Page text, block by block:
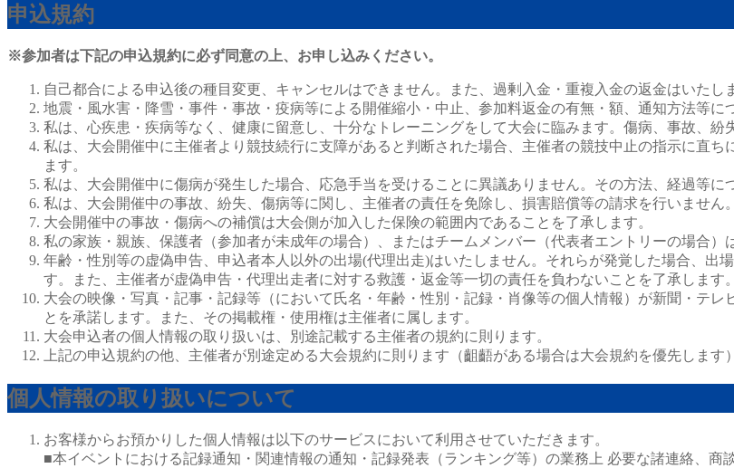
申込規約
※参加者は下記の申込規約に必ず同意の上、お申し込みください。
自己都合による申込後の種目変更、キャンセルはできません。また、過剰入金・重複入金の返金はいたし
地震・風水害・降雪・事件・事故・疫病等による開催縮小・中止、参加料返金の有無・額、通知方法等に
私は、心疾患・疾病等なく、健康に留意し、十分なトレーニングをして大会に臨みます。傷病、事故、紛
私は、大会開催中に主催者より競技続行に支障があると判断された場合、主催者の競技中止の指示に直
ます。
私は、大会開催中に傷病が発生した場合、応急手当を受けることに異議ありません。その方法、経過等に
私は、大会開催中の事故、紛失、傷病等に関し、主催者の責任を免除し、損害賠償等の請求を行いません。
大会開催中の事故・傷病への補償は大会側が加入した保険の範囲内であることを了承します。
私の家族・親族、保護者（参加者が未成年の場合）、またはチームメンバー（代表者エントリーの場合）
年齢・性別等の虚偽申告、申込者本人以外の出場(代理出走)はいたしません。それらが発覚した場合、出
す。また、主催者が虚偽申告・代理出走者に対する救護・返金等一切の責任を負わないことを了承します。
大会の映像・写真・記事・記録等（において氏名・年齢・性別・記録・肖像等の個人情報）が新聞・テ
とを承諾します。また、その掲載権・使用権は主催者に属します。
大会申込者の個人情報の取り扱いは、別途記載する主催者の規約に則ります。
上記の申込規約の他、主催者が別途定める大会規約に則ります（齟齬がある場合は大会規約を優先します
個人情報の取り扱いについて
お客様からお預かりした個人情報は以下のサービスにおいて利用させていただきます。
■本イベントにおける記録通知・関連情報の通知・記録発表（ランキング等）の業務上 必要な諸連絡、商